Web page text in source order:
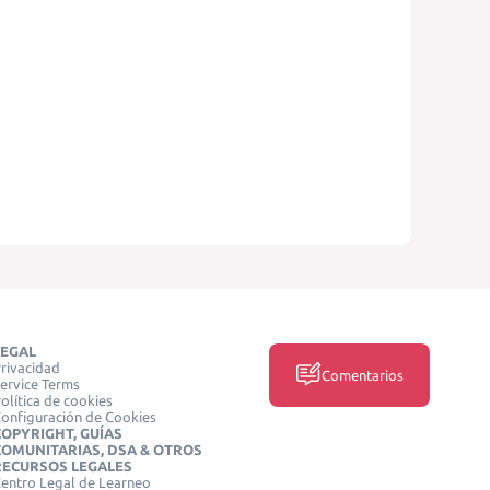
Terms
de cookies
de Cookies
GUÍAS
DSA & OTROS
LEGALES
Legal de Learneo
Comentarios